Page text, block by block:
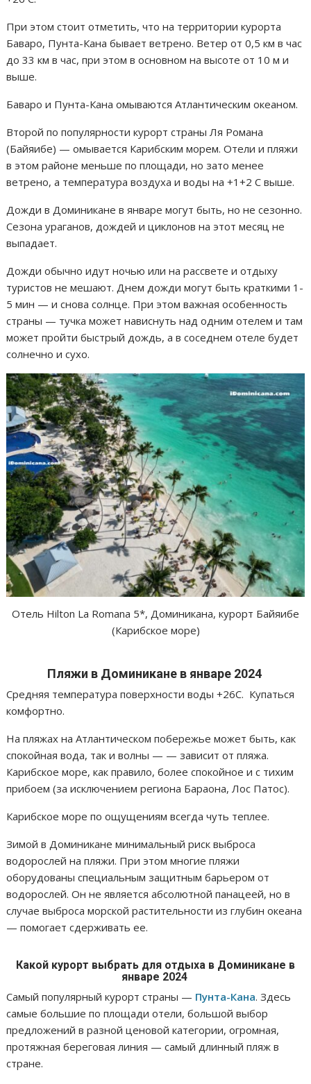
При этом стоит отметить, что на территории курорта
Баваро, Пунта-Кана бывает ветрено. Ветер от 0,5 км в час
до 33 км в час, при этом в основном на высоте от 10 м и
выше.
Баваро и Пунта-Кана омываются Атлантическим океаном.
Второй по популярности курорт страны Ля Романа
(Байяибе) — омывается Карибским морем. Отели и пляжи
в этом районе меньше по площади, но зато менее
ветрено, а температура воздуха и воды на +1+2 С выше.
Дожди в Доминикане в январе могут быть, но не сезонно.
Сезона ураганов, дождей и циклонов на этот месяц не
выпадает.
Дожди обычно идут ночью или на рассвете и отдыху
туристов не мешают. Днем дожди могут быть краткими 1-
5 мин — и снова солнце. При этом важная особенность
страны — тучка может нависнуть над одним отелем и там
может пройти быстрый дождь, а в соседнем отеле будет
солнечно и сухо.
Отель Hilton La Romana 5*, Доминикана, курорт Байяибе
(Карибское море)
Пляжи в Доминикане в январе 2024
Средняя температура поверхности воды +26С. Купаться
комфортно.
На пляжах на Атлантическом побережье может быть, как
спокойная вода, так и волны — — зависит от пляжа.
Карибское море, как правило, более спокойное и с тихим
прибоем (за исключением региона Бараона, Лос Патос).
Карибское море по ощущениям всегда чуть теплее.
Зимой в Доминикане минимальный риск выброса
водорослей на пляжи. При этом многие пляжи
оборудованы специальным защитным барьером от
водорослей. Он не является абсолютной панацеей, но в
случае выброса морской растительности из глубин океана
— помогает сдерживать ее.
Какой курорт выбрать для отдыха в Доминикане в
январе 2024
Самый популярный курорт страны — Пунта-Кана. Здесь
самые большие по площади отели, большой выбор
предложений в разной ценовой категории, огромная,
протяжная береговая линия — самый длинный пляж в
стране.